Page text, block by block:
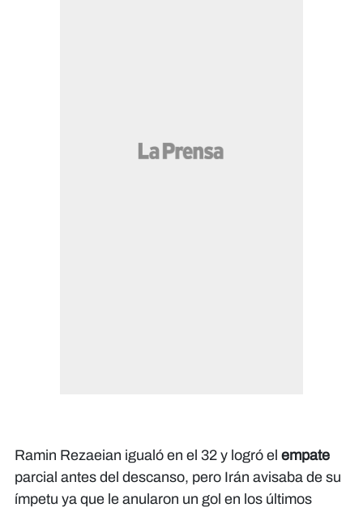
Ramin Rezaeian igualó en el 32 y logró el empate
parcial antes del descanso, pero Irán avisaba de su
ímpetu ya que le anularon un gol en los últimos